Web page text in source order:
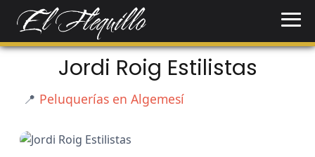
Jordi Roig Estilistas
📍 Peluquerías en Algemesí